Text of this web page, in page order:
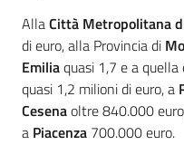
AllaCittà Metropolitana
di euro, alla Provincia di
Emiliaquasi 1,7 e a quella
quasi 1,2 milioni di euro, a
Cesenaoltre 840.000
a Piacenza 700.000 euro.